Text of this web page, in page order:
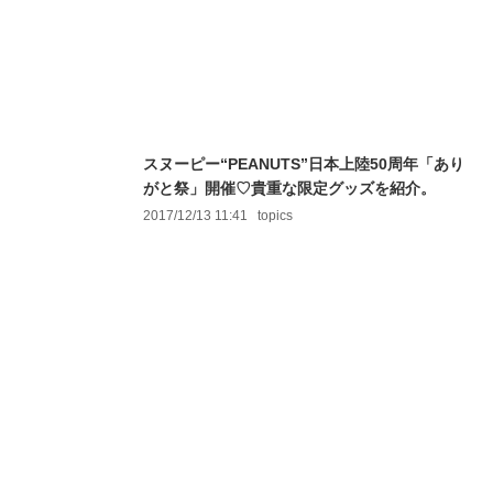
スヌーピー“PEANUTS”日本上陸50周年「あり
がと祭」開催♡貴重な限定グッズを紹介。
2017/12/13 11:41 topics